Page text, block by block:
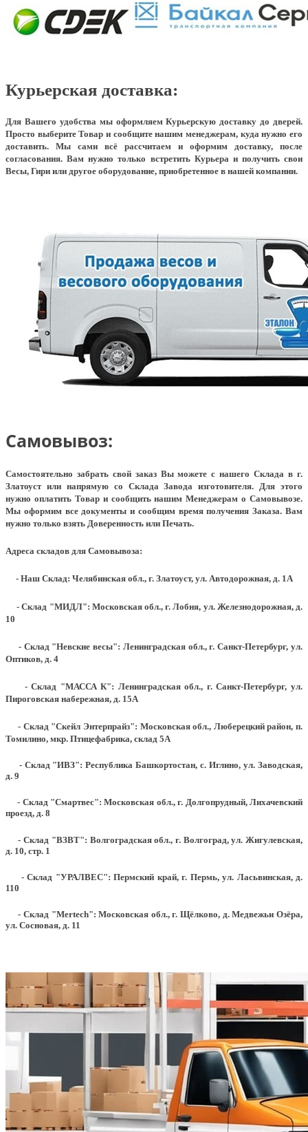
Курьерская доставка:
Для Вашего удобства мы оформляем Курьерскую доставку до дверей.
Просто выберите Товар и сообщите нашим менеджерам, куда нужно его
доставить. Мы сами всё рассчитаем и оформим доставку, после
согласования. Вам нужно только встретить Курьера и получить свои
Весы, Гири или другое оборудование, приобретенное в нашей компании.
Самовывоз:
Самостоятельно забрать свой заказ Вы можете с нашего Склада в г.
Златоуст или напрямую со Склада Завода изготовителя. Для этого
нужно оплатить Товар и сообщить нашим Менеджерам о Самовывозе.
Мы оформим все документы и сообщим время получения Заказа. Вам
нужно только взять Доверенность или Печать.
Адреса складов для Самовывоза:
- Наш Склад: Челябинская обл., г. Златоуст, ул. Автодорожная, д. 1А
- Склад "МИДЛ": Московская обл., г. Лобня, ул. Железнодорожная, д.
10
- Склад "Невские весы": Ленинградская обл., г. Санкт-Петербург, ул.
Оптиков, д. 4
- Склад "МАССА К": Ленинградская обл., г. Санкт-Петербург, ул.
Пироговская набережная, д. 15А
- Склад "Скейл Энтерпрайз": Московская обл., Люберецкий район, п.
Томилино, мкр. Птицефабрика, склад 5А
- Склад "ИВЗ": Республика Башкортостан, с. Иглино, ул. Заводская,
д. 9
- Склад "Смартвес":Московская обл., г. Долгопрудный, Лихачевский
проезд, д. 8
- Склад "ВЗВТ": Волгоградская обл., г. Волгоград, ул. Жигулевская,
д. 10, стр. 1
- Склад "УРАЛВЕС": Пермский край, г. Пермь, ул. Ласьвинская, д.
110
- Склад "Mertech": Московская обл., г. Щёлково, д. Медвежьи Озёра,
ул. Сосновая, д. 11